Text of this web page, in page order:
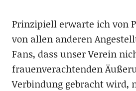
Prinzipiell erwarte ich von
von allen anderen
Fans, dass unser Verein
frauenverachtenden
Verbindung gebracht wird,